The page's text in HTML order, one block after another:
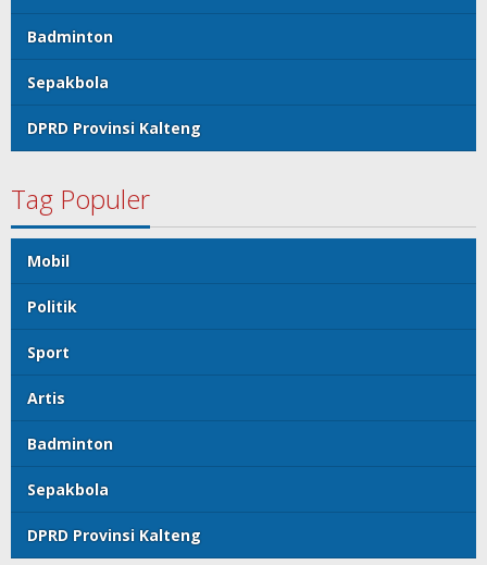
Badminton
Sepakbola
DPRD Provinsi Kalteng
Tag Populer
Mobil
Politik
Sport
Artis
Badminton
Sepakbola
DPRD Provinsi Kalteng